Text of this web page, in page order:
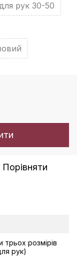
рук 30-50
Порівняти
трьох розмірів
рук)